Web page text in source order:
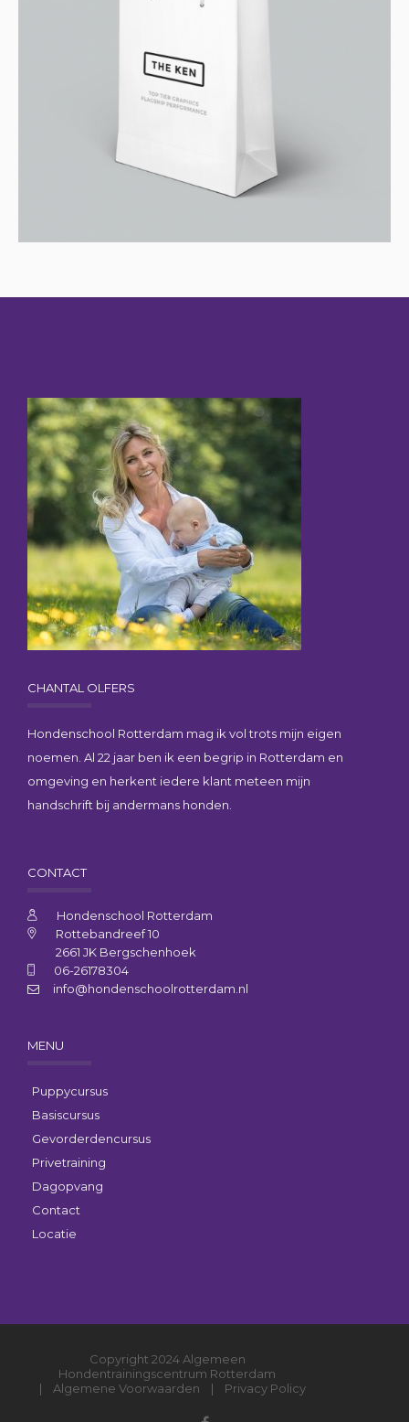
CHANTAL OLFERS
Hondenschool Rotterdam mag ik vol trots mijn eigen
noemen. Al 22 jaar ben ik een begrip in Rotterdam en
omgeving en herkent iedere klant meteen mijn
handschrift bij andermans honden.
CONTACT
Hondenschool Rotterdam
Rottebandreef 10
2661 JK Bergschenhoek
06-26178304
info@hondenschoolrotterdam.nl
MENU
Puppycursus
Basiscursus
Gevorderdencursus
Privetraining
Dagopvang
Contact
Locatie
Copyright 2024 Algemeen
Hondentrainingscentrum Rotterdam
| Algemene Voorwaarden | Privacy Policy